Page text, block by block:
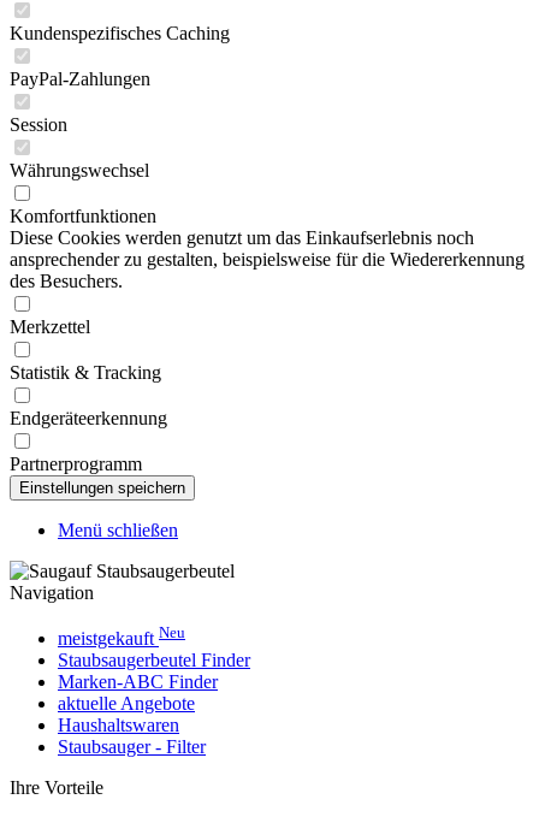
Kundenspezifisches Caching
PayPal-Zahlungen
Session
Währungswechsel
Komfortfunktionen
Diese Cookies werden genutzt um das Einkaufserlebnis noch
ansprechender zu gestalten, beispielsweise für die Wiedererkennung
des Besuchers.
Merkzettel
Statistik & Tracking
Endgeräteerkennung
Partnerprogramm
Menü schließen
Navigation
meistgekauft Neu
Staubsaugerbeutel Finder
Marken-ABC Finder
aktuelle Angebote
Haushaltswaren
Staubsauger - Filter
Ihre Vorteile